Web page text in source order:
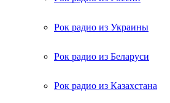
Рок радио из Украины
Рок радио из Беларуси
Рок радио из Казахстана